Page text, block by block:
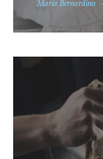
Maria Bernardino